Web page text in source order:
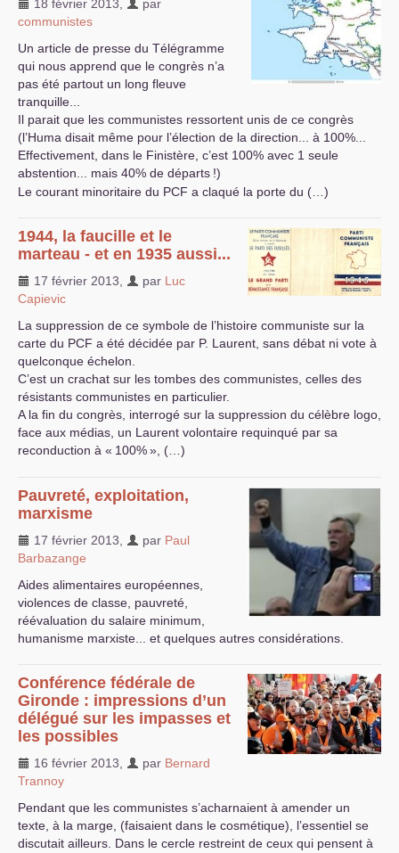
18 février 2013
par
communistes
Un article de presse du Télégramme
qui nous apprend que le congrès n’a
pas été partout un long fleuve
tranquille...
Il parait que les communistes ressortent unis de ce congrès
(l’Huma disait même pour l’élection de la direction... à 100%...
Effectivement, dans le Finistère, c’est 100% avec 1 seule
abstention... mais 40% de départs !)
Le courant minoritaire du PCF a claqué la porte du (…)
1944, la faucille et le
marteau - et en 1935 aussi...
17 février 2013 par Luc
Capievic
La suppression de ce symbole de l’histoire communiste sur la
carte du PCF a été décidée par P. Laurent, sans débat ni vote à
quelconque échelon.
C’est un crachat sur les tombes des communistes, celles des
résistants communistes en particulier.
A la fin du congrès, interrogé sur la suppression du célèbre logo,
face aux médias, un Laurent volontaire requinqué par sa
reconduction à « 100%», (…)
Pauvreté, exploitation,
marxisme
17 février 2013 par Paul
Barbazange
Aides alimentaires européennes,
violences de classe, pauvreté,
réévaluation du salaire minimum,
humanisme marxiste... et quelques autres considérations.
Conférence fédérale de
Gironde : impressions d’un
délégué sur les impasses et
les possibles
16 février 2013 par Bernard
Trannoy
Pendant que les communistes s’acharnaient à amender un
texte, à la marge, (faisaient dans le cosmétique), l’essentiel se
discutait ailleurs. Dans le cercle restreint de ceux qui pensent à